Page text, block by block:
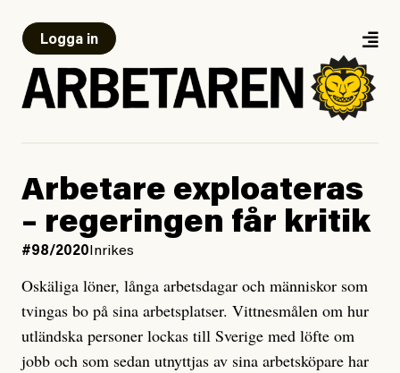
Logga in
Arbetare exploateras
– regeringen får kritik
#98/2020Inrikes
Oskäliga löner, långa arbetsdagar och människor som
tvingas bo på sina arbetsplatser. Vittnesmålen om hur
utländska personer lockas till Sverige med löfte om
jobb och som sedan utnyttjas av sina arbetsköpare har